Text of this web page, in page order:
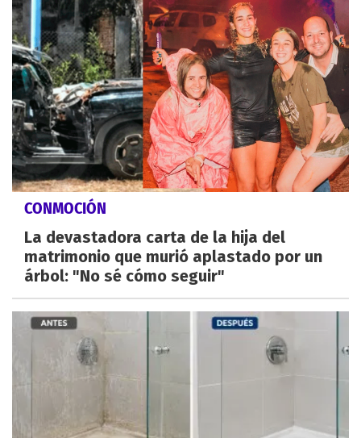
CONMOCIÓN
La devastadora carta de la hija del
matrimonio que murió aplastado por un
árbol: "No sé cómo seguir"